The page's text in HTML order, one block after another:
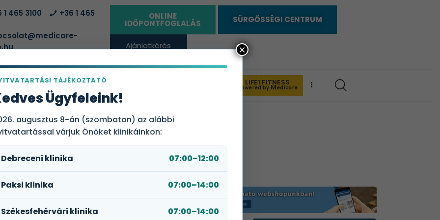
465 3100
+36 1 465
ONLINE
IDŐPONTFOGLALÁS SÜRGŐSSÉGI CENTRUM
Ajánlatkérés
vállalatoknak
EGÉSZSÉGBIZTOSÍTÁSI CSOMAGOK LIFE1 FITNESS
powered by Medicare
laborvizsgálata
során a fertőző
TÁJÉKOZTATÓ
Ügyfeleink!
augusztus 8-án (szombaton) az alábbi
várjuk Önöket klinikáinkon:
Debreceni klinika 07:00–12:00
Paksi klinika 07:00–14:00
Székesfehérvári klinika 07:00–14:00
×